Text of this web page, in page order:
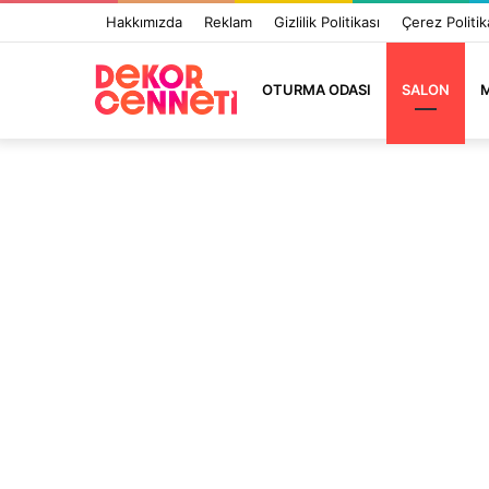
Hakkımızda Reklam Gizlilik Politikası Çerez
OTURMA ODASI SALON